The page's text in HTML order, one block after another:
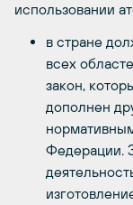
использовании
в стране
всех
закон,
дополнен
Федерации.